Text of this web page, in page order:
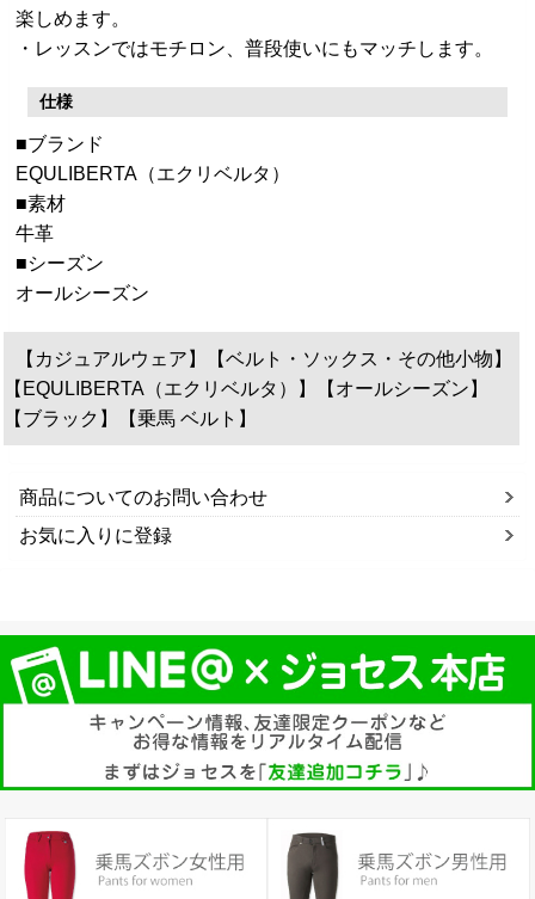
楽しめます。
・レッスンではモチロン、普段使いにもマッチします。
仕様
■ブランド
EQULIBERTA（エクリベルタ）
■素材
牛革
■シーズン
オールシーズン
【カジュアルウェア】【ベルト・ソックス・その他小物】
【EQULIBERTA（エクリベルタ）】【オールシーズン】
【ブラック】【乗馬 ベルト】
商品についてのお問い合わせ
お気に入りに登録